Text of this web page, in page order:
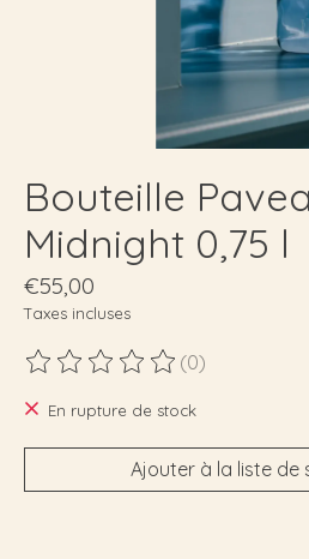
Bouteille
Midnight 0,75 l
€55,00
Taxes incluses
Ce produit est évalué à
(0)
En rupture de stock
Ajouter à la liste de